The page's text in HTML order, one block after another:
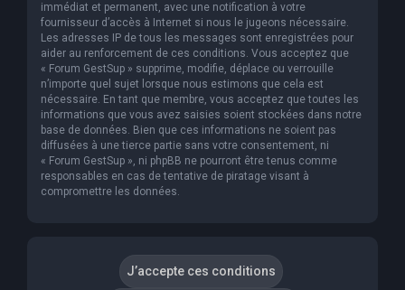
immédiat et permanent, avec une notification à votre
fournisseur d’accès à Internet si nous le jugeons nécessaire.
Les adresses IP de tous les messages sont enregistrées pour
aider au renforcement de ces conditions. Vous acceptez que
« Forum GestSup » supprime, modifie, déplace ou verrouille
n’importe quel sujet lorsque nous estimons que cela est
nécessaire. En tant que membre, vous acceptez que toutes les
informations que vous avez saisies soient stockées dans notre
base de données. Bien que ces informations ne soient pas
diffusées à une tierce partie sans votre consentement, ni
« Forum GestSup », ni phpBB ne pourront être tenus comme
responsables en cas de tentative de piratage visant à
compromettre les données.